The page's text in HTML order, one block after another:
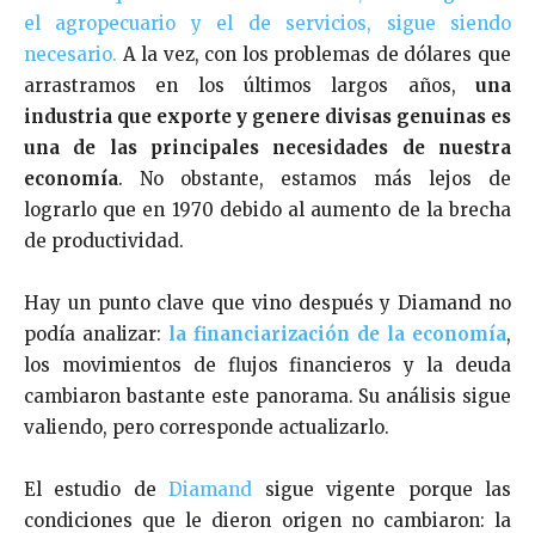
el agropecuario y el de servicios, sigue siendo
necesario. A la vez, con los problemas de dólares que
arrastramos en los últimos largos años, una
industria que exporte y genere divisas genuinas es
una de las principales necesidades de nuestra
economía. No obstante, estamos más lejos de
lograrlo que en 1970 debido al aumento de la brecha
de productividad.
Hay un punto clave que vino después y Diamand no
podía analizar: la financiarización de la economía,
los movimientos de flujos financieros y la deuda
cambiaron bastante este panorama. Su análisis sigue
valiendo, pero corresponde actualizarlo.
El estudio deDiamand
sigue vigente porque las
condiciones que le dieron origen no cambiaron: la